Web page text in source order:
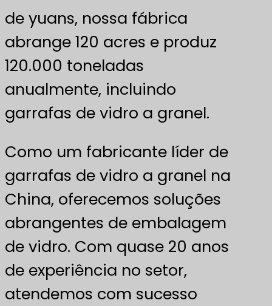
de yuans, nossa fábrica
abrange 120 acres e produz
120.000 toneladas
anualmente, incluindo
garrafas de vidro a granel.
Como um fabricante líder de
garrafas de vidro a granel na
China, oferecemos soluções
abrangentes de embalagem
de vidro. Com quase 20 anos
de experiência no setor,
atendemos com sucesso